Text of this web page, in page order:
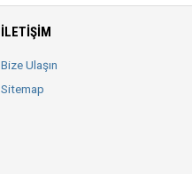
İLETIŞIM
Bize Ulaşın
Sitemap